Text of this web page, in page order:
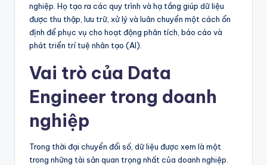
nghiệp. Họ tạo ra các quy trình và hạ tầng giúp dữ liệu
được thu thập, lưu trữ, xử lý và luân chuyển một cách ổn
định để phục vụ cho hoạt động phân tích, báo cáo và
phát triển trí tuệ nhân tạo (AI).
Vai trò của Data
Engineer trong doanh
nghiệp
Trong thời đại chuyển đổi số, dữ liệu được xem là một
trong những tài sản quan trọng nhất của doanh nghiệp.